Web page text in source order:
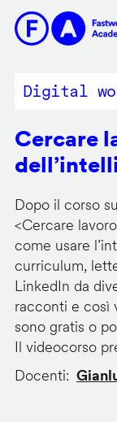
contenuto
Digital
Cercare
Dopo il corso
<Cercare
come usare
curriculum,
LinkedIn da
racconti e così
sono gratis o
Il videocorso
Docenti